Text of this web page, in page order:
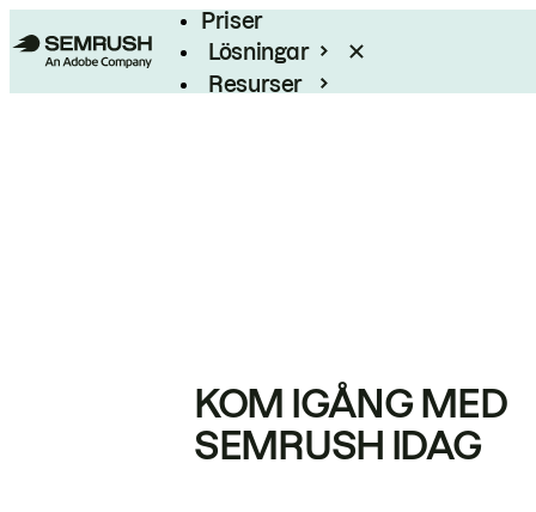
Priser
Lösningar
Resurser
KOM IGÅNG MED
SEMRUSH IDAG